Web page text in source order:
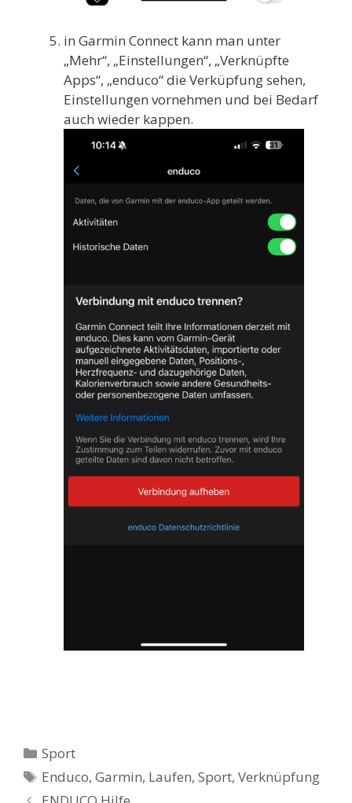
in Garmin Connect kann man unter
„Mehr“, „Einstellungen“, „Verknüpfte
Apps“, „enduco“ die Verküpfung sehen,
Einstellungen vornehmen und bei Bedarf
auch wieder kappen.
Kategorien
Sport
Schlagwörter
Enduco,Garmin, Laufen,Sport,Verknüpfung